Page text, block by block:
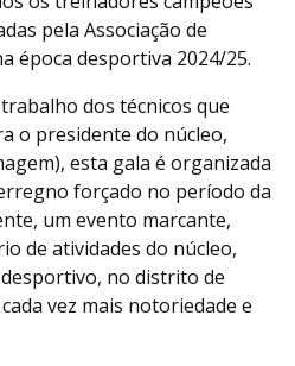
pela Associação de
época desportiva 2024/25.
dos técnicos que
o presidente do núcleo,
esta gala é organizada
forçado no período da
um evento marcante,
de atividades do núcleo,
no distrito de
vez mais notoriedade e